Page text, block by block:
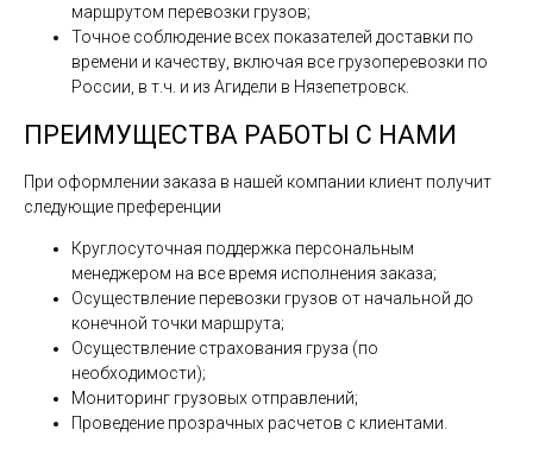
маршрутом перевозки грузов;
Точное соблюдение всех показателей доставки по
времени и качеству, включая все грузоперевозки по
России, в т.ч. и из Агидели в Нязепетровск.
ПРЕИМУЩЕСТВА РАБОТЫ С НАМИ
При оформлении заказа в нашей компании клиент получит
следующие преференции
Круглосуточная поддержка персональным
менеджером на все время исполнения заказа;
Осуществление перевозки грузов от начальной до
конечной точки маршрута;
Осуществление страхования груза (по
необходимости);
Мониторинг грузовых отправлений;
Проведение прозрачных расчетов с клиентами.